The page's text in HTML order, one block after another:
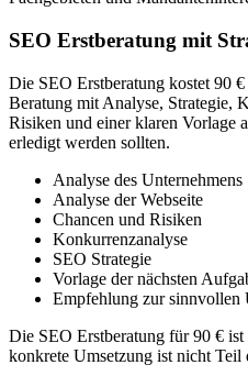
SEO Erstberatung mit
Die SEO Erstberatung kostet 90
Beratung mit Analyse, Strategie,
Risiken und einer klaren Vorlage
erledigt werden sollten.
Analyse des Unternehmens
Analyse der Webseite
Chancen und Risiken
Konkurrenzanalyse
SEO Strategie
Vorlage der nächsten
Empfehlung zur sinnvollen
Die SEO Erstberatung für 90 €
konkrete Umsetzung ist nicht Teil